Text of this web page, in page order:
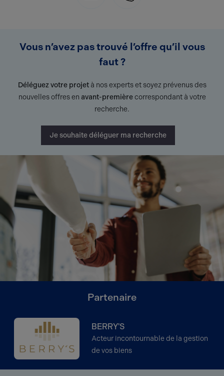
Vous n’avez pas trouvé l’offre qu’il vous
faut ?
Déléguez votre projetà nos experts et soyez prévenus des
nouvelles offres en avant-premièrecorrespondant à votre
recherche.
Je souhaite déléguer ma recherche
Partenaire
BERRY'S
Acteur incontournable de la gestion
de vos biens